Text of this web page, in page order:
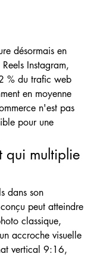
désormais en
Instagram,
% du trafic web
en moyenne
n'est pas
pour une
qui multiplie
dans son
peut atteindre
classique,
accroche visuelle
vertical 9:16,